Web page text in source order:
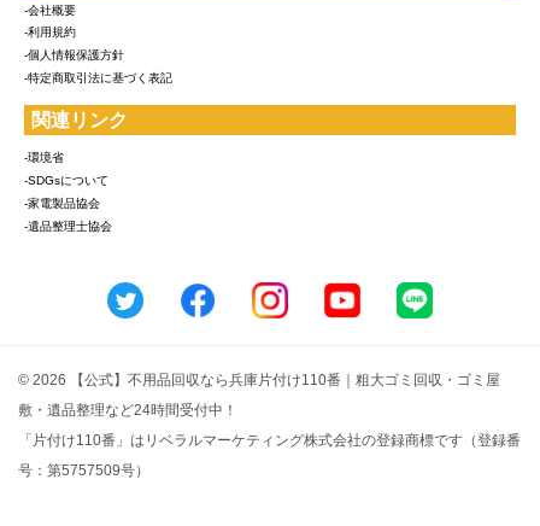
-会社概要
-利用規約
-個人情報保護方針
-特定商取引法に基づく表記
関連リンク
-環境省
-SDGsについて
-家電製品協会
-遺品整理士協会
© 2026 【公式】不用品回収なら兵庫片付け110番｜粗大ゴミ回収・ゴミ屋
敷・遺品整理など24時間受付中！
「片付け110番」はリベラルマーケティング株式会社の登録商標です（登録番
号：第5757509号）